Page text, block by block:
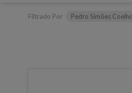
Filtrado Por Pedro Simões Coelho